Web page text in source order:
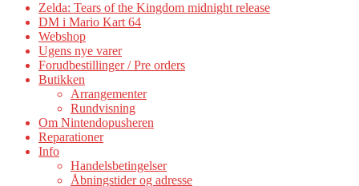
Zelda: Tears of the Kingdom midnight release
DM i Mario Kart 64
Webshop
Ugens nye varer
Forudbestillinger / Pre orders
Butikken
Arrangementer
Rundvisning
Om Nintendopusheren
Reparationer
Info
Handelsbetingelser
Åbningstider og adresse